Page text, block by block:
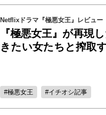
Netflixドラマ『極悪女王』レビュー
『極悪女王』が再現
きたい女たちと搾取
極悪女王 イチオシ記事